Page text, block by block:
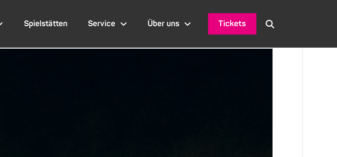
Spielstätten Service Über uns Tickets